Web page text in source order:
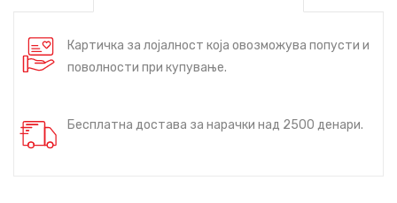
Картичка за лојалност која овозможува попусти и
поволности при купување.
Бесплатна достава за нарачки над 2500 денари.